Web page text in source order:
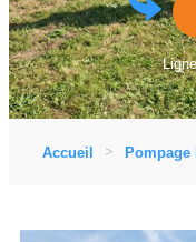
Accueil Pompage